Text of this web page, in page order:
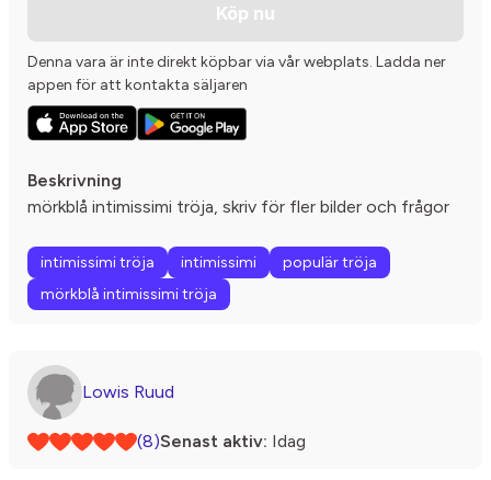
Köp nu
Denna vara är inte direkt köpbar via vår webplats. Ladda ner
appen för att kontakta säljaren
Beskrivning
mörkblå intimissimi tröja, skriv för fler bilder och frågor
intimissimi tröja intimissimi
populär tröja
mörkblå intimissimi tröja
Lowis Ruud
(8)Senast aktiv: Idag